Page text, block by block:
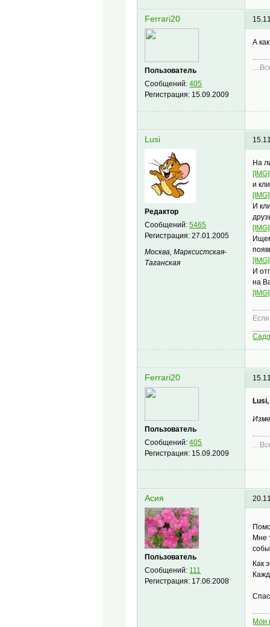
Ferrari20
Пользователь
Сообщений:405
Регистрация: 15.09.2009
А
...
Lusi
Редактор
Сообщений:5465
Регистрация:27.01.2005
Москва, Марксистская-
Таганская
На
и
И
И
на
Ferrari20
Пользователь
Сообщений:405
Регистрация: 15.09.2009
Lusi,
...
Асия
Пользователь
Сообщений: 111
Регистрация: 17.06.2008
Мне
Как
Мои